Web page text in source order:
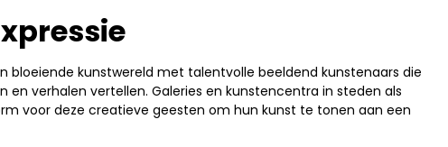
bloeiende kunstwereld met talentvolle beeldend kunstenaars die
verhalen vertellen. Galeries en kunstencentra in steden als
voor deze creatieve geesten om hun kunst te tonen aan een